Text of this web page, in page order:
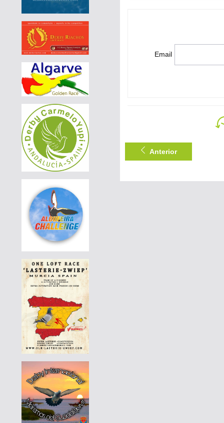
PT-6011980-26|130 EUR
DERBY BORRACHOS 2026 - 2A
PT-6250902-26|60 EUR
DERBY BORRACHOS 2026 - 2A
PT-6114262-26|55 EUR
DERBY BORRACHOS 2026 - 2A
PT-6365101-26|70 EUR
DERBY BORRACHOS 2026 - 2A
DE-25-01111-538|80 EUR
AGD WINTER RACE 2026 - 13A
DE-25-07364-1606 | 130 EUR
PT-6014577-26|90 EUR
DERBY BORRACHOS 2026 - 2B
Email
Anterior